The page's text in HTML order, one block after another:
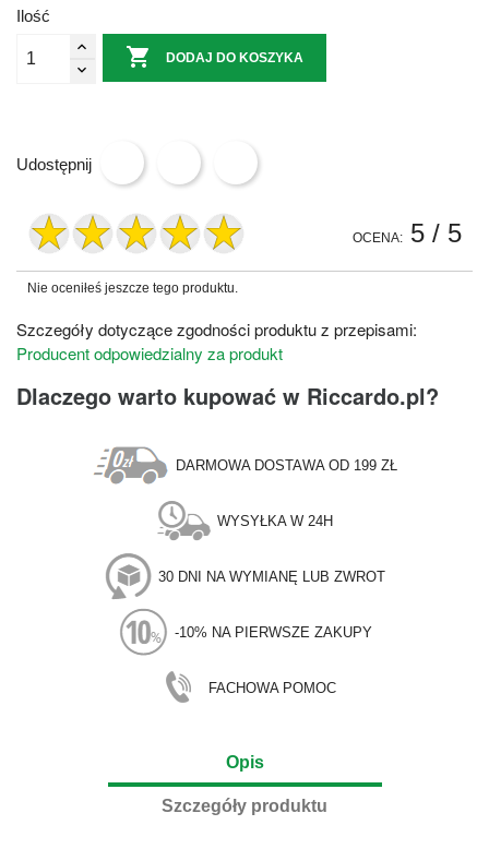
Ilość
 DODAJ DO KOSZYKA
Udostępnij
OCENA: 5 / 5
Nie oceniłeś jeszcze tego produktu.
Szczegóły dotyczące zgodności produktu z przepisami:
Producent odpowiedzialny za produkt
Dlaczego warto kupować w Riccardo.pl?
DARMOWA DOSTAWA OD 199 ZŁ
WYSYŁKA W 24H
30 DNI NA WYMIANĘ LUB ZWROT
-10% NA PIERWSZE ZAKUPY
FACHOWA POMOC
Opis
Szczegóły produktu